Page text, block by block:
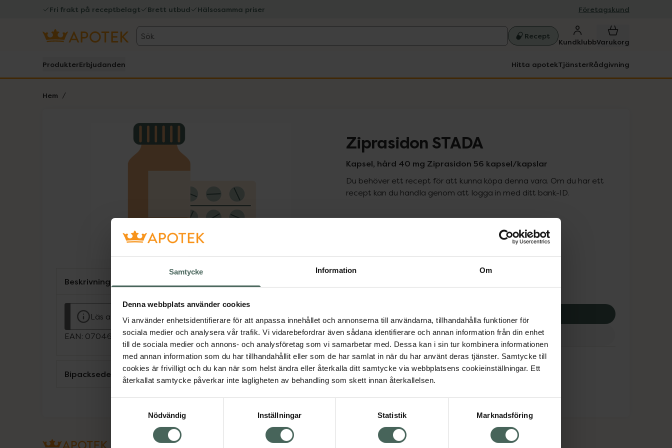
Samtycke Information Om
Denna webbplats använder cookies
Vi använder enhetsidentifierare för att anpassa innehållet och annonserna till användarna, tillhandahålla funktioner för
sociala medier och analysera vår trafik. Vi vidarebefordrar även sådana identifierare och annan information från din enhet
till de sociala medier och annons- och analysföretag som vi samarbetar med. Dessa kan i sin tur kombinera informationen
med annan information som du har tillhandahållit eller som de har samlat in när du har använt deras tjänster. Samtycke till
cookies är frivilligt och du kan när som helst ändra eller återkalla ditt samtycke via webbplatsens cookieinställningar. Ett
återkallat samtycke påverkar inte lagligheten av behandling som skett innan återkallelsen.
Nödvändig
Inställningar Statistik Marknadsföring
Fri frakt på receptbelagt Brett utbud Hälsosamma priser Företagskund
Sök Recept
KundklubbVarukorg
ProdukterErbjudanden Hitta apotekTjänsterRådgivning
Hem
Lista: . Innehåller 1 objekt. Ziprasidon STADA
Kapsel, hård 40 mg Ziprasidon 56 kapsel/kapslar
Du behöver ett recept för att kunna köpa denna vara. Om du har ett
recept kan du handla genom att logga in med ditt bank-ID.
Pris med recept
Högkostnadsskyddet gäller
561,45 kr
I apotek:561,45 kr
Köp via ditt recept
Aktuella erbjudanden
Beskrivning
Läs alltid bipacksedeln innan användning.
EAN: 07046261929219
Bipacksedel från FASS Visa
Om recept och läkemedel